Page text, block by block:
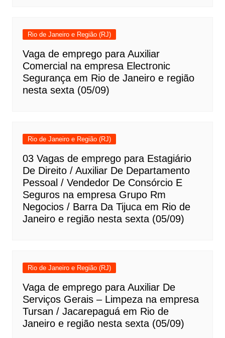
Rio de Janeiro e Região (RJ)
Vaga de emprego para Auxiliar
Comercial na empresa Electronic
Segurança em Rio de Janeiro e região
nesta sexta (05/09)
Rio de Janeiro e Região (RJ)
03 Vagas de emprego para Estagiário
De Direito / Auxiliar De Departamento
Pessoal / Vendedor De Consórcio E
Seguros na empresa Grupo Rm
Negocios / Barra Da Tijuca em Rio de
Janeiro e região nesta sexta (05/09)
Rio de Janeiro e Região (RJ)
Vaga de emprego para Auxiliar De
Serviços Gerais – Limpeza na empresa
Tursan / Jacarepaguá em Rio de
Janeiro e região nesta sexta (05/09)